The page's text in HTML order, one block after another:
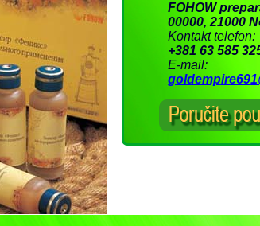
FOHOW
00000, 21000
Kontakt telefon:
+381 63 585
E-mail: